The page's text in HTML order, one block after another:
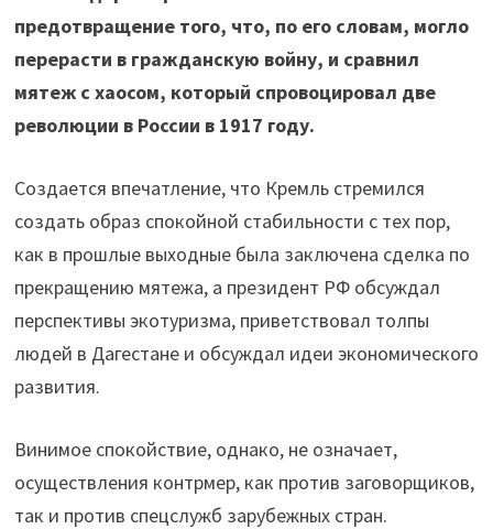
предотвращение того, что, по его словам, могло
перерасти в гражданскую войну, и сравнил
мятеж с хаосом, который спровоцировал две
революции в России в 1917 году.
Создается впечатление, что Кремль стремился
создать образ спокойной стабильности с тех пор,
как в прошлые выходные была заключена сделка по
прекращению мятежа, а президент РФ обсуждал
перспективы экотуризма, приветствовал толпы
людей в Дагестане и обсуждал идеи экономического
развития.
Винимое спокойствие, однако, не означает,
осуществления контрмер, как против заговорщиков,
так и против спецслужб зарубежных стран.